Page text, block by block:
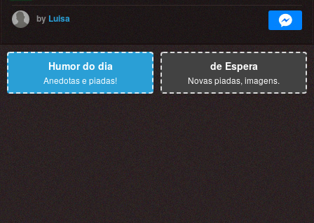
by Luisa
Humor do dia
Anedotas e piadas!
de Espera
Novas piadas, imagens.